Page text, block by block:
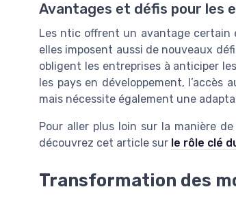
Avantages et défis pour les
Les ntic offrent un avantage certain
elles imposent aussi de nouveaux
obligent les entreprises à anticiper
les pays en développement,
mais nécessite également une
Pour aller plus loin sur la manière
découvrez cet article sur le rôle clé
Transformation des